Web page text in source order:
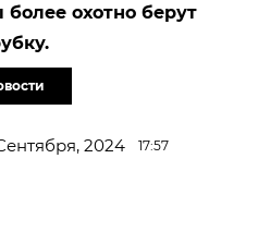
охотно берут
2024 17:57